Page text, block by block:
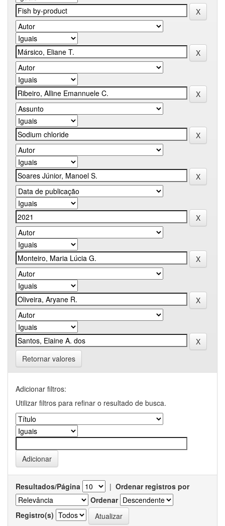
Retornar valores
Adicionar filtros:
Utilizar filtros para refinar o resultado de busca.
Resultados/Página | Ordenar registros por
Ordenar
Registro(s)